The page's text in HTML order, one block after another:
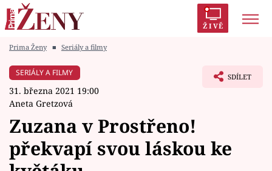
ŽIVĚ
Módní alarm
Témata
Prima Ženy ■ Seriály a filmy
SERIÁLY A FILMY
31. března 2021 19:00
Aneta Gretzová
SDÍLET
Zuzana v Prostřeno!
překvapí svou láskou ke